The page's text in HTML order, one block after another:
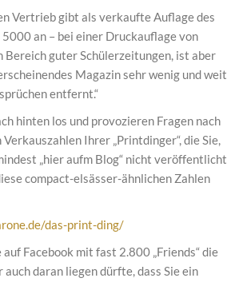
Vertrieb gibt als verkaufte Auflage des
an – bei einer Druckauflage von
Bereich guter Schülerzeitungen, ist aber
Magazin sehr wenig und weit
entfernt.“
hinten los und provozieren Fragen nach
Ihrer „Printdinger“, die Sie,
„hier aufm Blog“ nicht veröffentlicht
compact-elsässer-ähnlichen Zahlen
das-print-ding/
auf Facebook mit fast 2.800 „Friends“ die
auch daran liegen dürfte, dass Sie ein